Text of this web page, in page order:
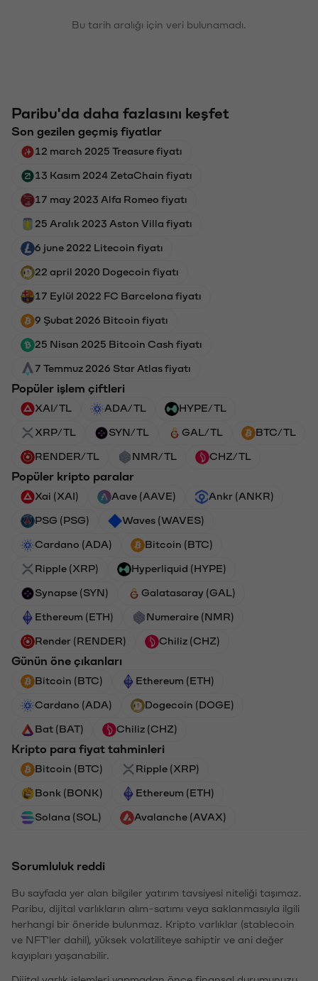
Bu tarih aralığı için veri bulunamadı.
Paribu'da daha fazlasını keşfet
Son gezilen geçmiş fiyatlar
12 march 2025 Treasure fiyatı
13 Kasım 2024 ZetaChain fiyatı
17 may 2023 Alfa Romeo fiyatı
25 Aralık 2023 Aston Villa fiyatı
6 june 2022 Litecoin fiyatı
22 april 2020 Dogecoin fiyatı
17 Eylül 2022 FC Barcelona fiyatı
9 Şubat 2026 Bitcoin fiyatı
25 Nisan 2025 Bitcoin Cash fiyatı
7 Temmuz 2026 Star Atlas fiyatı
Popüler işlem çiftleri
XAI/TL ADA/TL HYPE/TL
XRP/TL SYN/TL GAL/TL BTC/TL
RENDER/TL NMR/TL CHZ/TL
Popüler kripto paralar
Xai (XAI) Aave (AAVE) Ankr (ANKR)
PSG (PSG) Waves (WAVES)
Cardano (ADA) Bitcoin (BTC)
Ripple (XRP) Hyperliquid (HYPE)
Synapse (SYN) Galatasaray (GAL)
Ethereum (ETH) Numeraire (NMR)
Render (RENDER) Chiliz (CHZ)
Günün öne çıkanları
Bitcoin (BTC) Ethereum (ETH)
Cardano (ADA) Dogecoin (DOGE)
Bat (BAT) Chiliz (CHZ)
Kripto para fiyat tahminleri
Bitcoin (BTC) Ripple (XRP)
Bonk (BONK) Ethereum (ETH)
Solana (SOL) Avalanche (AVAX)
Sorumluluk reddi
Bu sayfada yer alan bilgiler yatırım tavsiyesi niteliği taşımaz.
Paribu, dijital varlıkların alım-satımı veya saklanmasıyla ilgili
herhangi bir öneride bulunmaz. Kripto varlıklar (stablecoin
ve NFT'ler dahil), yüksek volatiliteye sahiptir ve ani değer
kayıpları yaşanabilir.
Dijital varlık işlemleri yapmadan önce finansal durumunuzu